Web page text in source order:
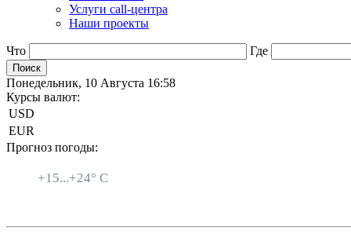
Услуги call-центра
Наши проекты
Что Где
Понедельник, 10 Августа 16:58
Курсы валют:
USD
EUR
Прогноз погоды:
+15...+24° C